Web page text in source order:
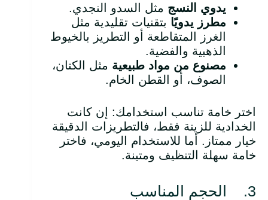
يدوي النسج مثل السدو النجدي.
مطرز يدويًا بتقنيات تقليدية مثل
الغرز المتقاطعة أو التطريز بالخيوط
الذهبية والفضية.
مصنوع من مواد طبيعية مثل الكتان،
الصوف، أو القطن الخام.
اختر خامة تناسب استخدامك: إن كانت
الخدادية للزينة فقط، فالتطريزات الدقيقة
خيار ممتاز. أما للاستخدام اليومي، فاختر
خامة سهلة التنظيف ومتينة.
3. الحجم المناسب